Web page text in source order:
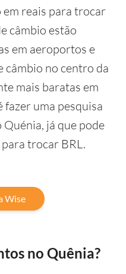
reais para trocar
câmbio estão
em aeroportos e
câmbio no centro da
mais baratas em
uma pesquisa
já que pode
trocar BRL.
Wise
no Quênia?